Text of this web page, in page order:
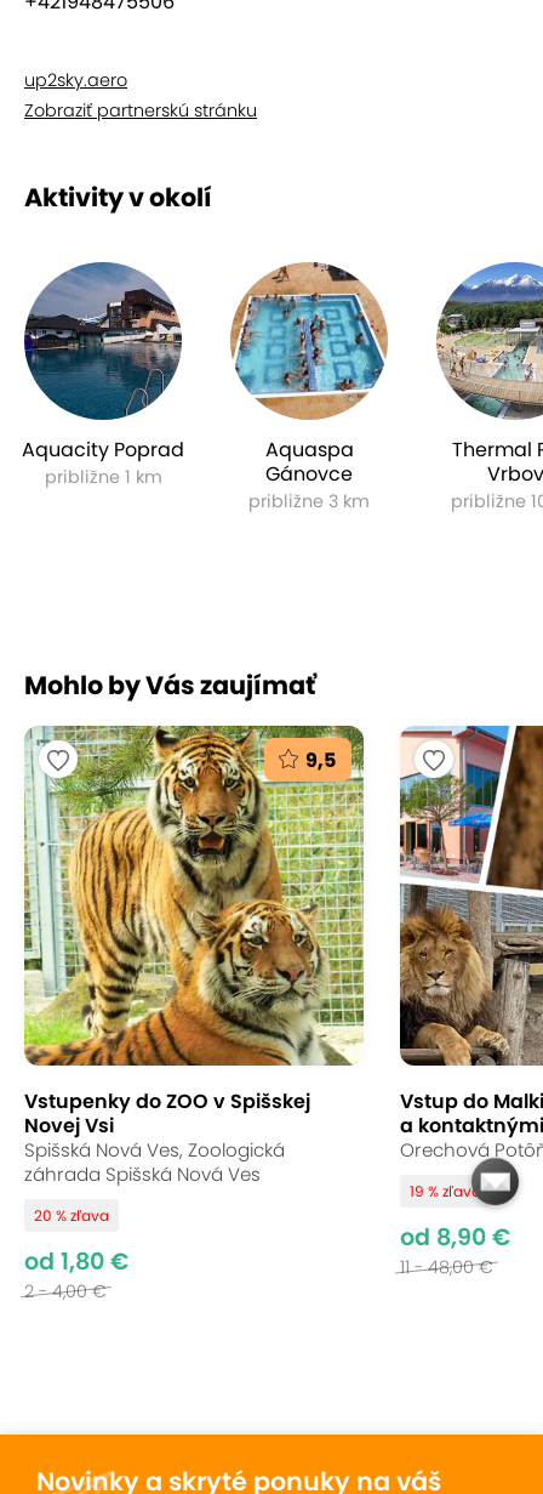
up2sky.aero
Zobraziť partnerskú stránku
Aktivity v okolí
Aquacity Poprad
približne 1 km
Aquaspa
Gánovce
približne 3 km
Thermal
Vrbov
približne
Mohlo by Vás zaujímať
9,5
Vstupenky do ZOO v Spišskej
Novej Vsi
Spišská Nová Ves, Zoologická
záhrada Spišská Nová Ves
20 % zľava
od 1,80 €
2 - 4,00 €
Vstup do
a
Orechová
19 % zľava
od 8,90 €
11 - 48,00 €
Novinky a skryté ponuky na váš